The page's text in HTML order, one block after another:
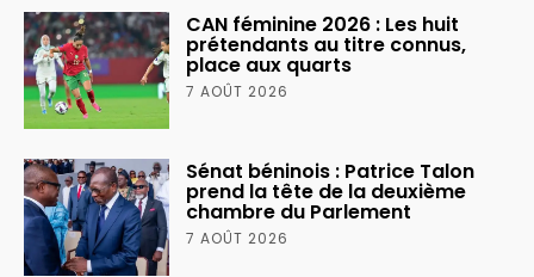
CAN féminine 2026 : Les huit
prétendants au titre connus,
place aux quarts
7 AOÛT 2026
Sénat béninois : Patrice Talon
prend la tête de la deuxième
chambre du Parlement
7 AOÛT 2026